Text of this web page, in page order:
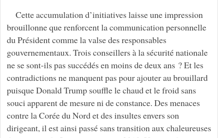
Cette accumulation d’initiatives laisse une impression
brouillonne que renforcent la communication personnelle
du Président comme la valse des responsables
gouvernementaux. Trois conseillers à la sécurité nationale
ne se sont-ils pas succédés en moins de deux ans ? Et les
contradictions ne manquent pas pour ajouter au brouillard
puisque Donald Trump souffle le chaud et le froid sans
souci apparent de mesure ni de constance. Des menaces
contre la Corée du Nord et des insultes envers son
dirigeant, il est ainsi passé sans transition aux chaleureuses